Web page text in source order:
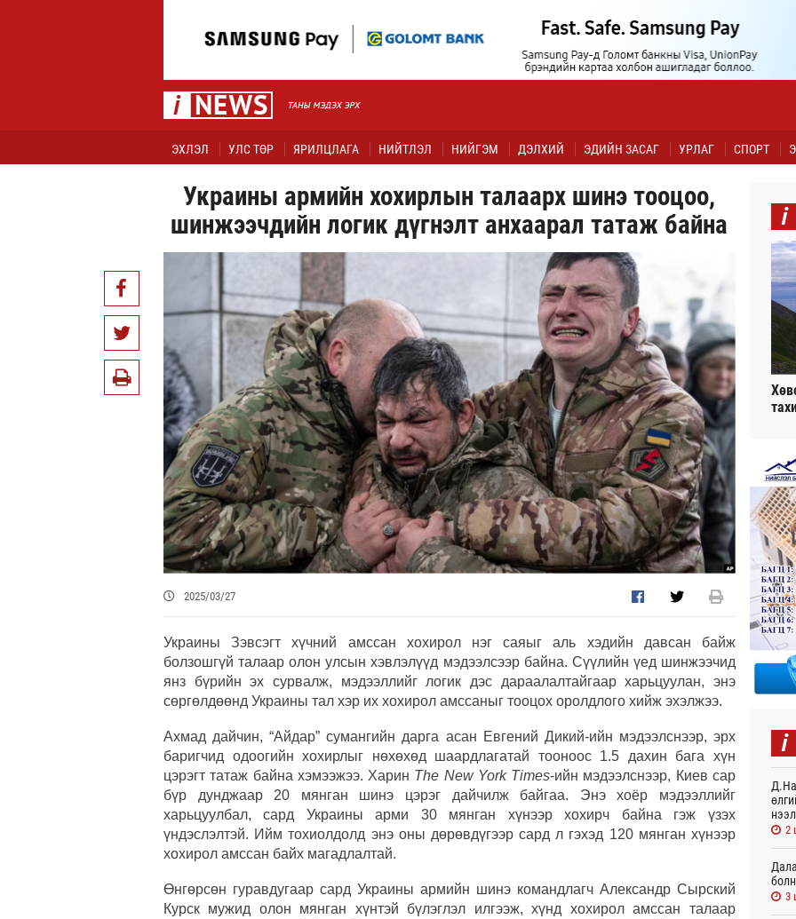
ЭХЛЭЛ УЛС ТӨР ЯРИЛЦЛАГА НИЙТЛЭЛ НИЙГЭМ ДЭЛХИЙ ЭДИЙН ЗАСАГ УРЛАГ СПОРТ
Украины армийн хохирлын талаарх шинэ тооцоо,
шинжээчдийн логик дүгнэлт анхаарал татаж байна
2025/03/27
Украины Зэвсэгт хүчний амссан хохирол нэг саяыг аль хэдийн давсан байж
болзошгүй талаар олон улсын хэвлэлүүд мэдээлсээр байна. Сүүлийн үед шинжээчид
янз бүрийн эх сурвалж, мэдээллийг логик дэс дараалалтайгаар харьцуулан, энэ
сөргөлдөөнд Украины тал хэр их хохирол амссаныг тооцох оролдлого хийж эхэлжээ.
Ахмад дайчин, “Айдар” сумангийн дарга асан Евгений Дикий-ийн мэдээлснээр, эрх
баригчид одоогийн хохирлыг нөхөхөд шаардлагатай тооноос 1.5 дахин бага хүн
цэрэгт татаж байна хэмээжээ. Харин The New York Times-ийн мэдээлснээр, Киев сар
бүр дунджаар 20 мянган шинэ цэрэг дайчилж байгаа. Энэ хоёр мэдээллийг
харьцуулбал, сард Украины арми 30 мянган хүнээр хохирч байна гэж үзэх
үндэслэлтэй. Ийм тохиолдолд энэ оны дөрөвдүгээр сард л гэхэд 120 мянган хүнээр
хохирол амссан байх магадлалтай.
Өнгөрсөн гуравдугаар сард Украины армийн шинэ командлагч Александр Сырский
Курск мужид олон мянган хүнтэй бүлэглэл илгээж, хүнд хохирол амссан талаар
i
i
2
3